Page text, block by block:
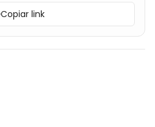
Copiar link